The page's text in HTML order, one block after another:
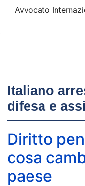
Avvocato
Italiano
difesa e
Diritto
cosa
paese